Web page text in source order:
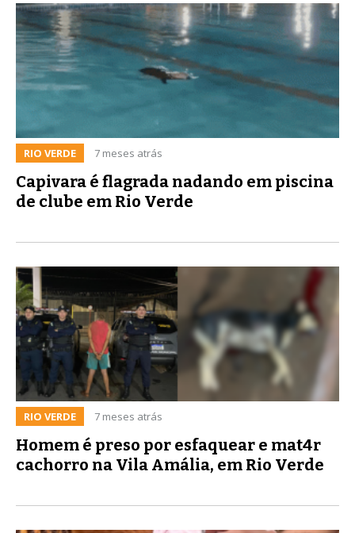
RIO VERDE 7 meses atrás
Capivara é flagrada nadando em piscina
de clube em Rio Verde
RIO VERDE 7 meses atrás
Homem é preso por esfaquear e mat4r
cachorro na Vila Amália, em Rio Verde